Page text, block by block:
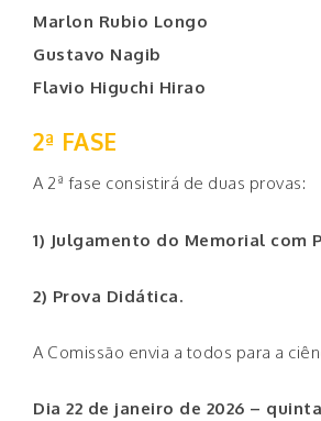
Marlon Rubio Longo
Gustavo Nagib
Flavio Higuchi Hirao
2ª FASE
A 2ª fase consistirá de duas provas:
1) Julgamento do Memorial com
2) Prova Didática.
A Comissão envia a todos para a
Dia 22 de janeiro de 2026 –